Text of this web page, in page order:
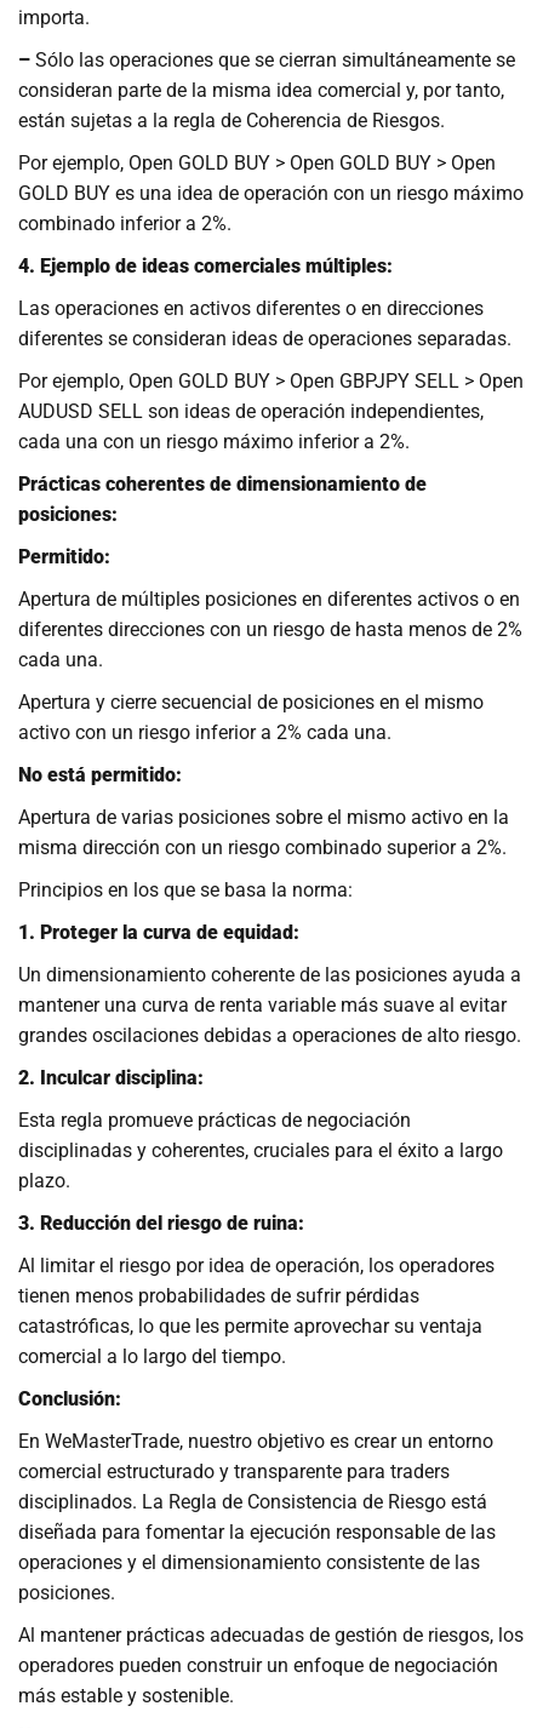
importa.
– Sólo las operaciones que se cierran simultáneamente se
consideran parte de la misma idea comercial y, por tanto,
están sujetas a la regla de Coherencia de Riesgos.
Por ejemplo, Open GOLD BUY > Open GOLD BUY > Open
GOLD BUY es una idea de operación con un riesgo máximo
combinado inferior a 2%.
4. Ejemplo de ideas comerciales múltiples:
Las operaciones en activos diferentes o en direcciones
diferentes se consideran ideas de operaciones separadas.
Por ejemplo, Open GOLD BUY > Open GBPJPY SELL > Open
AUDUSD SELL son ideas de operación independientes,
cada una con un riesgo máximo inferior a 2%.
Prácticas coherentes de dimensionamiento de
posiciones:
Permitido:
Apertura de múltiples posiciones en diferentes activos o en
diferentes direcciones con un riesgo de hasta menos de 2%
cada una.
Apertura y cierre secuencial de posiciones en el mismo
activo con un riesgo inferior a 2% cada una.
No está permitido:
Apertura de varias posiciones sobre el mismo activo en la
misma dirección con un riesgo combinado superior a 2%.
Principios en los que se basa la norma:
1. Proteger la curva de equidad:
Un dimensionamiento coherente de las posiciones ayuda a
mantener una curva de renta variable más suave al evitar
grandes oscilaciones debidas a operaciones de alto riesgo.
2. Inculcar disciplina:
Esta regla promueve prácticas de negociación
disciplinadas y coherentes, cruciales para el éxito a largo
plazo.
3. Reducción del riesgo de ruina:
Al limitar el riesgo por idea de operación, los operadores
tienen menos probabilidades de sufrir pérdidas
catastróficas, lo que les permite aprovechar su ventaja
comercial a lo largo del tiempo.
Conclusión:
En WeMasterTrade, nuestro objetivo es crear un entorno
comercial estructurado y transparente para traders
disciplinados. La Regla de Consistencia de Riesgo está
diseñada para fomentar la ejecución responsable de las
operaciones y el dimensionamiento consistente de las
posiciones.
Al mantener prácticas adecuadas de gestión de riesgos, los
operadores pueden construir un enfoque de negociación
más estable y sostenible.